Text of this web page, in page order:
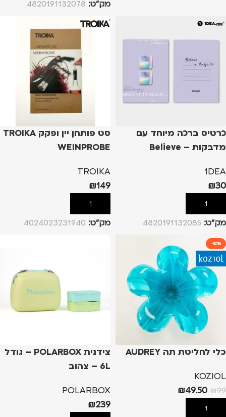
מק”ט: 4820191132078
כרטיס ברכה מיוחד עם
מדבקות – Believe
1DEA
₪30
הוספה לסל
מק”ט: 4820191132085
סט פותחן יין ופקק TROIKA
WEINPROBE
TROIKA
₪149
הוספה לסל
מק”ט: 4024023231940
-50%
כלי לחליטת תה AUDREY
KOZIOL
₪99
₪49.50
הוספה לסל
צידנית POLARBOX – גודל
6L – צהוב
POLARBOX
₪239